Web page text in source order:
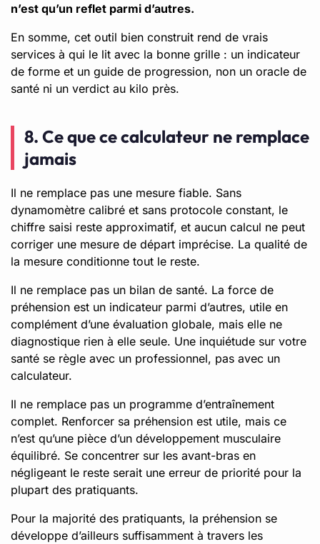
n’est qu’un reflet parmi d’autres.
En somme, cet outil bien construit rend de vrais
services à qui le lit avec la bonne grille : un indicateur
de forme et un guide de progression, non un oracle de
santé ni un verdict au kilo près.
8. Ce que ce calculateur ne remplace
jamais
Il ne remplace pas une mesure fiable. Sans
dynamomètre calibré et sans protocole constant, le
chiffre saisi reste approximatif, et aucun calcul ne peut
corriger une mesure de départ imprécise. La qualité de
la mesure conditionne tout le reste.
Il ne remplace pas un bilan de santé. La force de
préhension est un indicateur parmi d’autres, utile en
complément d’une évaluation globale, mais elle ne
diagnostique rien à elle seule. Une inquiétude sur votre
santé se règle avec un professionnel, pas avec un
calculateur.
Il ne remplace pas un programme d’entraînement
complet. Renforcer sa préhension est utile, mais ce
n’est qu’une pièce d’un développement musculaire
équilibré. Se concentrer sur les avant-bras en
négligeant le reste serait une erreur de priorité pour la
plupart des pratiquants.
Pour la majorité des pratiquants, la préhension se
développe d’ailleurs suffisamment à travers les